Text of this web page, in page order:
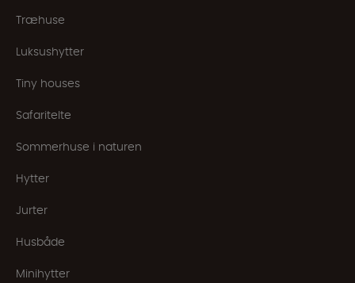
Træhuse
Luksushytter
Tiny houses
Safaritelte
Sommerhuse i naturen
Hytter
Jurter
Husbåde
Minihytter